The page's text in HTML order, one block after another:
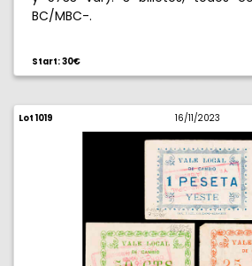
BC/MBC-.
Start: 30€
Lot 1019 16/11/2023